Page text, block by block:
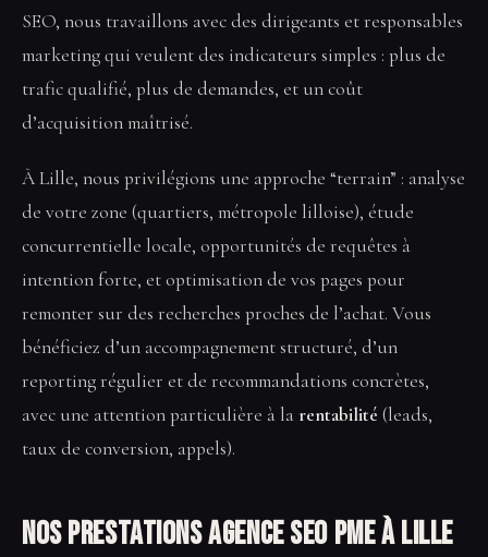
SEO, nous travaillons avec des dirigeants et responsables
marketing qui veulent des indicateurs simples : plus de
trafic qualifié, plus de demandes, et un coût
d’acquisition maîtrisé.
À Lille, nous privilégions une approche “terrain” : analyse
de votre zone (quartiers, métropole lilloise), étude
concurrentielle locale, opportunités de requêtes à
intention forte, et optimisation de vos pages pour
remonter sur des recherches proches de l’achat. Vous
bénéficiez d’un accompagnement structuré, d’un
reporting régulier et de recommandations concrètes,
avec une attention particulière à larentabilité (leads,
taux de conversion, appels).
Nos prestations Agence SEO PME à Lille